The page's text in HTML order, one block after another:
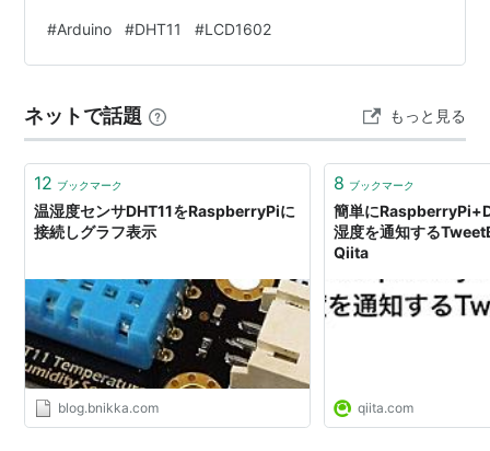
生 による、初心者向けマイコン講座です。 第7回となる
今回は、DHT11（温湿度センサー） と LCD1602（キャ
て LCD にリアルタイム表示する仕組み を作ります！ こ
れはまさに IoT機器の基…
#Arduino #DHT11 #LCD1602
ネットで話題 もっと見る
12 ブックマーク
温湿度センサDHT11をRaspberryPiに
接続しグラフ表示
blog.bnikka.com
8 ブックマーク
簡単に
湿度を通知する
Qiita
qiita.com